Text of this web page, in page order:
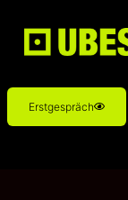
Erstgespräch